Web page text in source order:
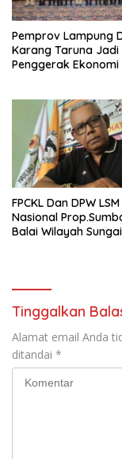
Pemprov Lampung
Karang Taruna
Penggerak
FPCKL Dan DPW
Nasional
Balai Wilayah Sungai
Tinggalkan
Alamat email Anda
ditandai *